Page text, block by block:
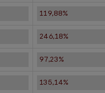
119,88%
246,18%
97,23%
135,14%